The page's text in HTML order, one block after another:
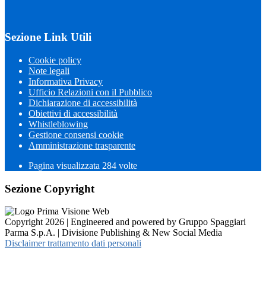
Sezione Link Utili
Cookie policy
Note legali
Informativa Privacy
Ufficio Relazioni con il Pubblico
Dichiarazione di accessibilità
Obiettivi di accessibilità
Whistleblowing
Gestione consensi cookie
Amministrazione trasparente
Pagina visualizzata 284 volte
Sezione Copyright
Copyright 2026 | Engineered and powered by Gruppo Spaggiari
Parma S.p.A. | Divisione Publishing & New Social Media
Disclaimer trattamento dati personali